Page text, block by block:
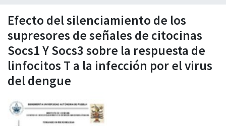
Efecto del silenciamiento de los
supresores de señales de citocinas
Socs1 Y Socs3 sobre la respuesta de
linfocitos T a la infección por el virus
del dengue